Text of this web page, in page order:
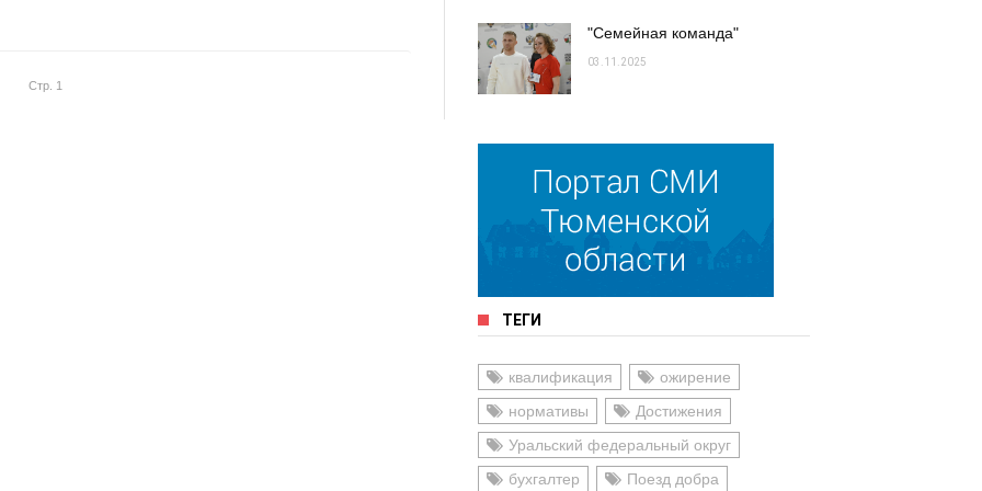
Стр. 1
"Семейная команда"
03.11.2025
ТЕГИ
квалификация
ожирение
нормативы
Достижения
Уральский федеральный округ
бухгалтер
Поезд добра